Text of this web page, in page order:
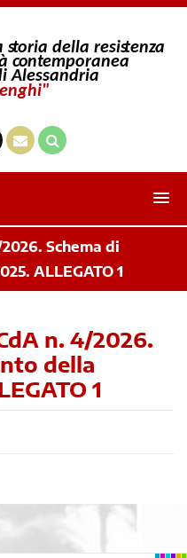
Schema di
ALLEGATO 1
n. 4/2026.
della
1